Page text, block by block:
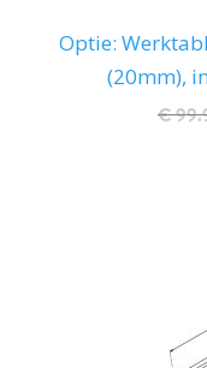
Optie:
(20mm),
€